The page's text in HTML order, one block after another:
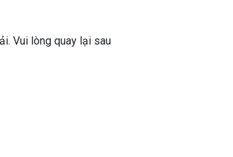
Vui lòng quay lại sau